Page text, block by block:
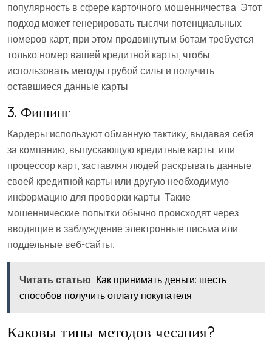
популярность в сфере карточного мошенничества. Этот
подход может генерировать тысячи потенциальных
номеров карт, при этом продвинутым ботам требуется
только номер вашей кредитной карты, чтобы
использовать методы грубой силы и получить
оставшиеся данные карты.
3. Фишинг
Кардеры используют обманную тактику, выдавая себя
за компанию, выпускающую кредитные карты, или
процессор карт, заставляя людей раскрывать данные
своей кредитной карты или другую необходимую
информацию для проверки карты. Такие
мошеннические попытки обычно происходят через
вводящие в заблуждение электронные письма или
поддельные веб-сайты.
Читать статью Как принимать деньги: шесть
способов получить оплату покупателя
Каковы типы методов чесания?